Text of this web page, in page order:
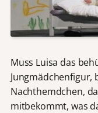
Muss Luisa das
Jungmädchenfigur,
Nachthemdchen,
mitbekommt, was